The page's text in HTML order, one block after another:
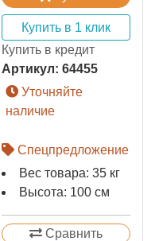
Купить в 1 клик
Купить в кредит
Артикул: 64455
Уточняйте
наличие
Спецпредложение
Вес товара: 35 кг
Высота: 100 см
Сравнить